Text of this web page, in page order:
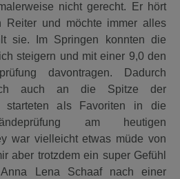
nicht gerecht. Er hört
Reiter und möchte immer alles
sie. Im Springen konnten die
steigern und mit einer 9,0 den
davontragen. Dadurch
auch an die Spitze der
starteten als Favoriten in die
am heutigen
war vielleicht etwas müde von
aber trotzdem ein super Gefühl
Anna Lena Schaaf nach einer